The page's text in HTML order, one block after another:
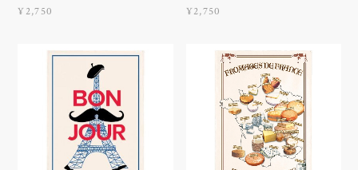
¥2,750 ¥2,750